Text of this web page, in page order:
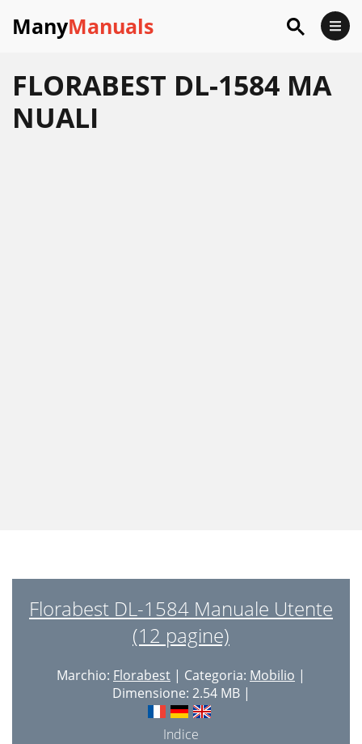
ManyManuals
FLORABEST DL-1584 MA
NUALI
Florabest DL-1584 Manuale Utente
(12 pagine)
Marchio: Florabest | Categoria: Mobilio |
Dimensione: 2.54 MB |
Indice